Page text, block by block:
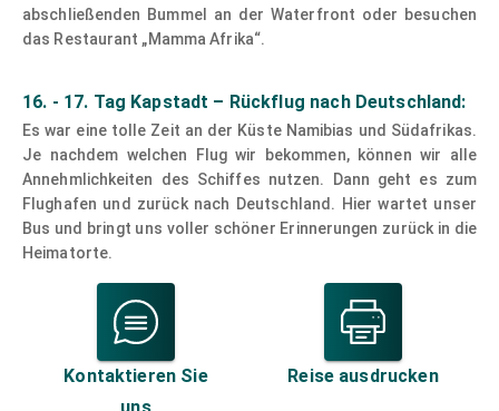
abschließenden Bummel an der Waterfront oder besuchen
das Restaurant „Mamma Afrika“.
16. - 17. Tag Kapstadt – Rückflug nach Deutschland:
Es war eine tolle Zeit an der Küste Namibias und Südafrikas.
Je nachdem welchen Flug wir bekommen, können wir alle
Annehmlichkeiten des Schiffes nutzen. Dann geht es zum
Flughafen und zurück nach Deutschland. Hier wartet unser
Bus und bringt uns voller schöner Erinnerungen zurück in die
Heimatorte.
Kontaktieren Sie
Reise ausdrucken